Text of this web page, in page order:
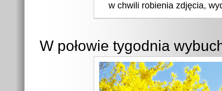
w chwili robienia zdjęcia,
W połowie tygodnia